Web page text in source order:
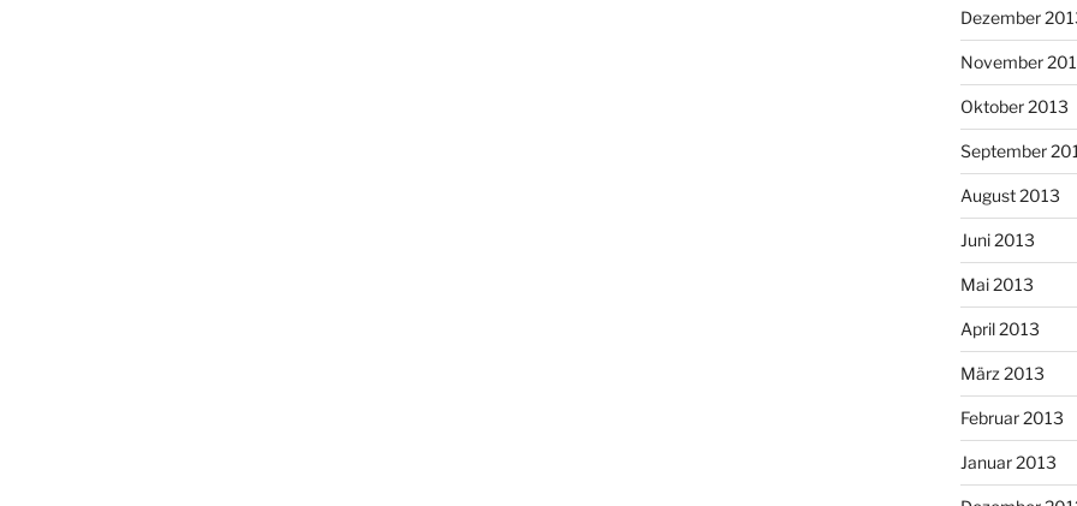
Dezember
November
Oktober 2013
September
August 2013
Juni 2013
Mai 2013
April 2013
März 2013
Februar 2013
Januar 2013